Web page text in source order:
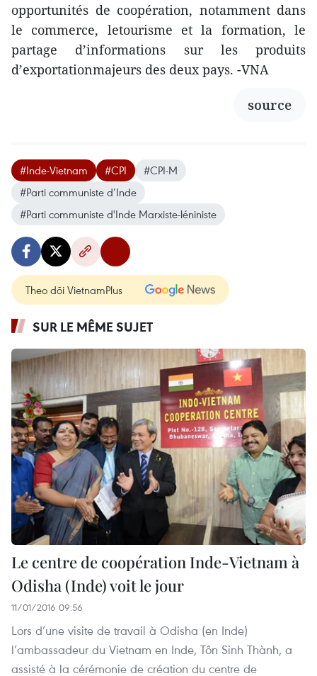
opportunités de coopération, notamment dans
le commerce, letourisme et la formation, le
partage d’informations sur les produits
d’exportationmajeurs des deux pays. -VNA
source
#Inde-Vietnam #CPI
#CPI-M
#Parti communiste d’Inde
#Parti communiste d'Inde Marxiste-léniniste
Theo dõi VietnamPlus
SUR LE MÊME SUJET
Le centre de coopération Inde-Vietnam à
Odisha (Inde) voit le jour
11/01/2016 09:56
Lors d’une visite de travail à Odisha (en Inde)
l’ambassadeur du Vietnam en Inde, Tôn Sinh Thành, a
assisté à la cérémonie de création du centre de